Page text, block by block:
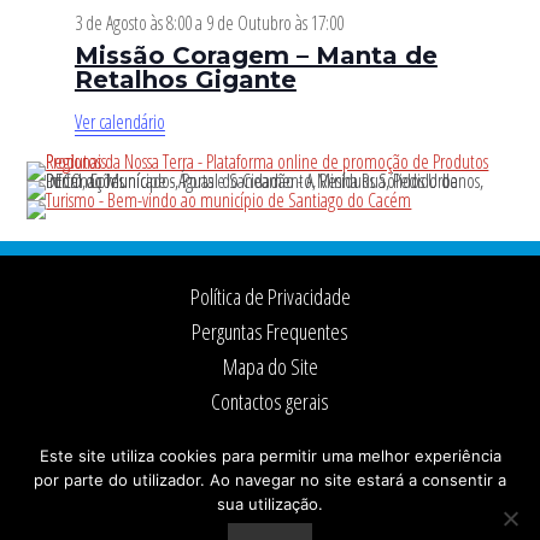
3 de Agosto às 8:00a 9 de Outubro às 17:00
Missão Coragem – Manta de
Retalhos Gigante
Ver calendário
Footer
Política de Privacidade
Perguntas Frequentes
Mapa do Site
Contactos gerais
Câmara Municipal de Santiago do Cacém
Este site utiliza cookies para permitir uma melhor experiência
por parte do utilizador. Ao navegar no site estará a consentir a
sua utilização.